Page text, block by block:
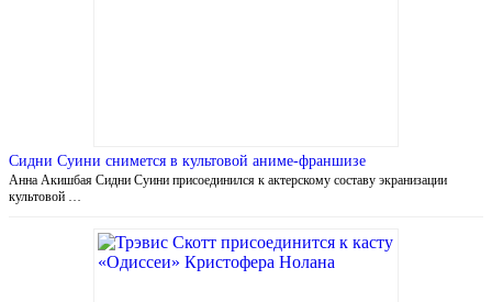
Сидни Суини снимется в культовой аниме-франшизе
Анна Акишбая Сидни Суини присоединился к актерскому составу экранизации
культовой …